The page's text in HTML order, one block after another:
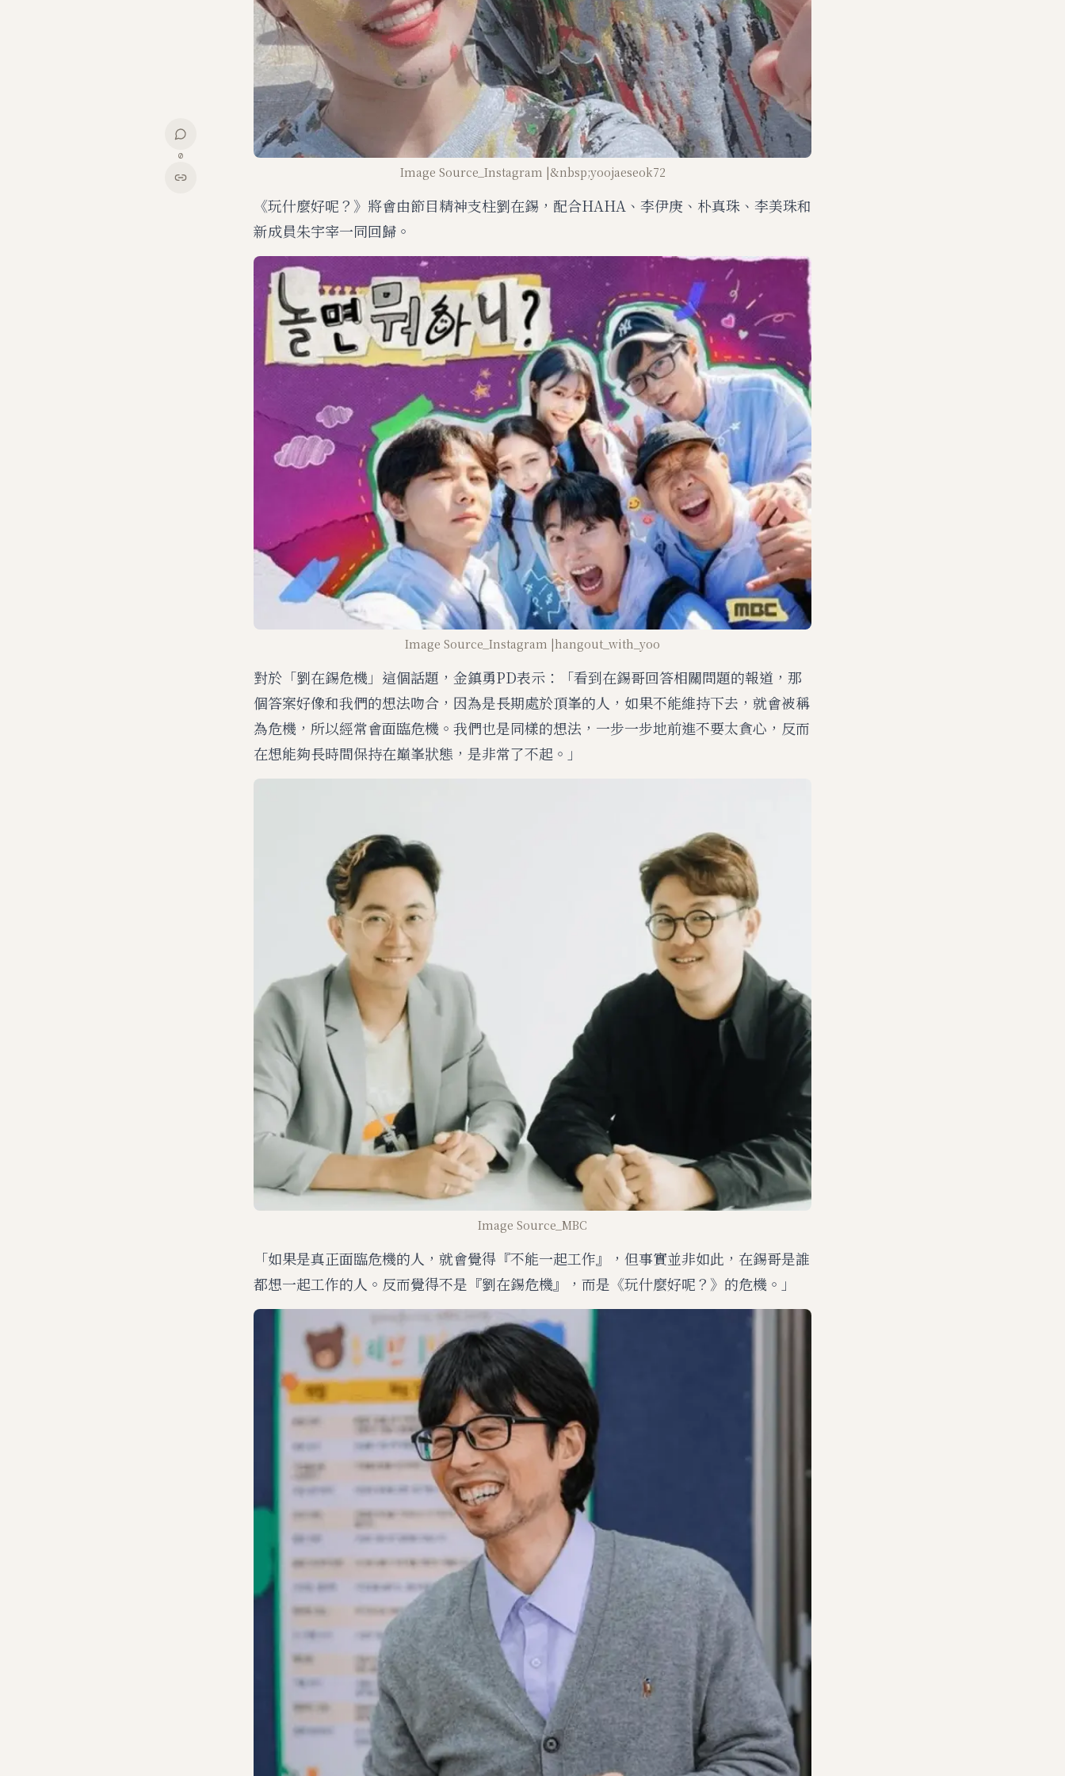
Image Source_Instagram |&nbsp;yoojaeseok72
《玩什麼好呢？》將會由節目精神支柱劉在錫，配合HAHA、李伊庚、朴真珠、李美珠和
新成員朱宇宰一同回歸。
Image Source_Instagram |hangout_with_yoo
對於「劉在錫危機」這個話題，金鎮勇PD表示：「看到在錫哥回答相關問題的報道，那
個答案好像和我們的想法吻合，因為是長期處於頂峯的人，如果不能維持下去，就會被稱
為危機，所以經常會面臨危機。我們也是同樣的想法，一步一步地前進不要太貪心，反而
在想能夠長時間保持在巔峯狀態，是非常了不起。」
Image Source_MBC
「如果是真正面臨危機的人，就會覺得『不能一起工作』，但事實並非如此，在錫哥是誰
都想一起工作的人。反而覺得不是『劉在錫危機』，而是《玩什麼好呢？》的危機。」
0